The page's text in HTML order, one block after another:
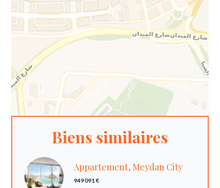
Biens similaires
Appartement, Meydan City
949 091 €